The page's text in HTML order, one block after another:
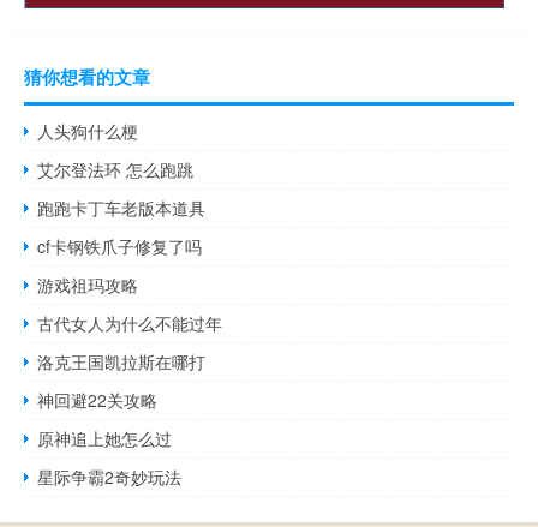
猜你想看的文章
人头狗什么梗
艾尔登法环 怎么跑跳
跑跑卡丁车老版本道具
cf卡钢铁爪子修复了吗
游戏祖玛攻略
古代女人为什么不能过年
洛克王国凯拉斯在哪打
神回避22关攻略
原神追上她怎么过
星际争霸2奇妙玩法